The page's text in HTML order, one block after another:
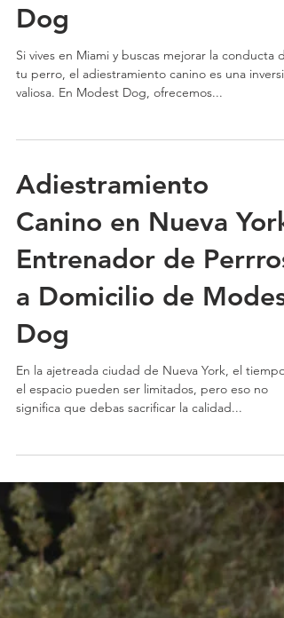
a Domicilio Modest
Dog
Si vives en Miami y buscas mejorar la conducta de
Adiestramiento
Canino en Nueva York:
Entrenador de Perrros
a Domicilio de Modest
Dog
En la ajetreada ciudad de Nueva York, el tiempo